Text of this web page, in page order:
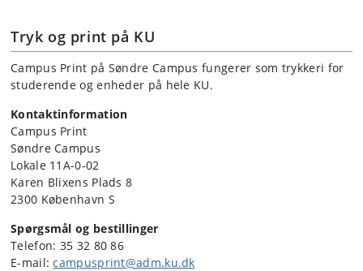
Tryk og print på KU
Campus Print på Søndre Campus fungerer som trykkeri for
studerende og enheder på hele KU.
Kontaktinformation
Campus Print
Søndre Campus
Lokale 11A-0-02
Karen Blixens Plads 8
2300 København S
Spørgsmål og bestillinger
Telefon: 35 32 80 86
E-mail:campusprint@adm.ku.dk